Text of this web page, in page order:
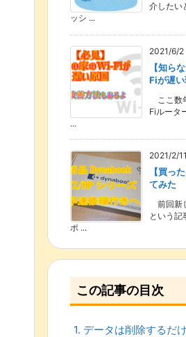
介したい
ッシ ...
2021/6/2
【知ら
Fiが遅
ここ数
Fiルータ
...
2021/2/11
【買っ
てみた
前回新
という記
ポ ...
この記事の目次
1. データは削除するだ